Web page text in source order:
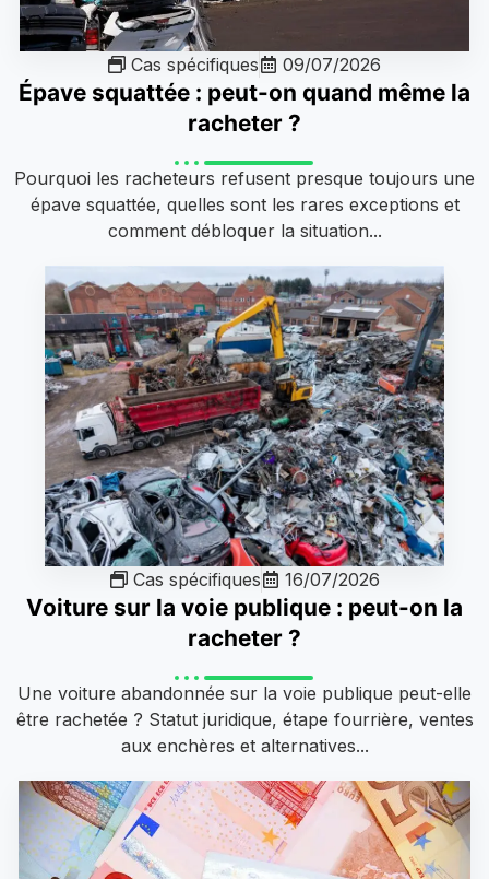
Cas spécifiques 09/07/2026
Épave squattée : peut-on quand même la
racheter ?
Pourquoi les racheteurs refusent presque toujours une
épave squattée, quelles sont les rares exceptions et
comment débloquer la situation...
Cas spécifiques 16/07/2026
Voiture sur la voie publique : peut-on la
racheter ?
Une voiture abandonnée sur la voie publique peut-elle
être rachetée ? Statut juridique, étape fourrière, ventes
aux enchères et alternatives...